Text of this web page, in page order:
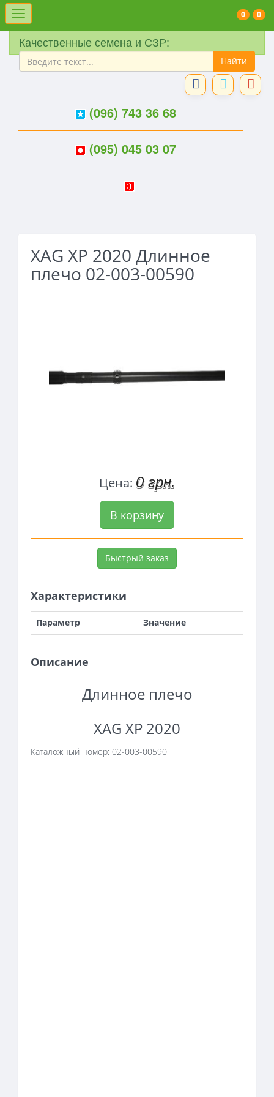
Меню 0
0
Качественные семена и СЗР:
(096) 743 36 68
(095) 045 03 07
XAG XP 2020 Длинное
плечо 02-003-00590
Цена: 0 грн.
В корзину
Быстрый заказ
Характеристики
Параметр Значение
Описание
Длинное плечо
XAG XP 2020
Каталожный номер: 02-003-00590